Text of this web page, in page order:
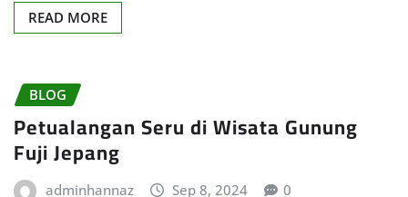
READ MORE
BLOG
Petualangan Seru di Wisata Gunung
Fuji Jepang
adminhannaz Sep 8, 2024 0